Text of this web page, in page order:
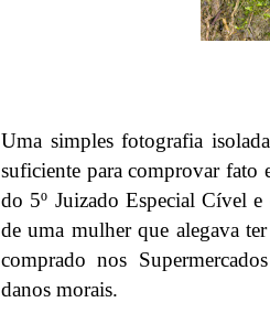
Uma simples fotografia
suficiente para comprovar fato
do 5º Juizado Especial Cível
de uma mulher que alegava
comprado nos
danos morais.